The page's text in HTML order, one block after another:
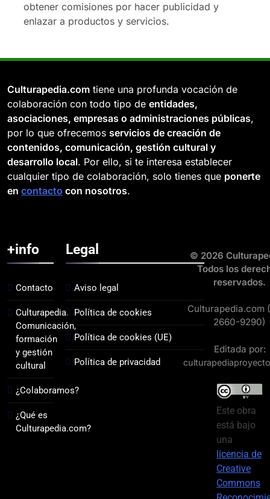
obtener comisiones por hacer publicidad y
enlazar a productos y servicios.
Culturapedia.com tiene una profunda vocación de
colaboración con todo tipo de entidades,
asociaciones, empresas o administraciones públicas,
por lo que ofrecemos servicios de creación de
contenidos, comunicación, gestión cultural y
desarrollo local. Por ello, si te interesa establecer
cualquier tipo de colaboración, solo tienes que ponerte
en contacto con nosotros.
+info
Contacto
Culturapedia.
Comunicación,
formación
y gestión
cultural
¿Colaboramos?
¿Qué es
Culturapedia.com?
Legal
Aviso legal
Política de cookies
Política de cookies (UE)
Política de privacidad
© 2026
Todos los
reservados.
Culturapedia.com
2660-9290)
Editada por:
Este obra
está bajo
una
licencia de
Creative
Commons